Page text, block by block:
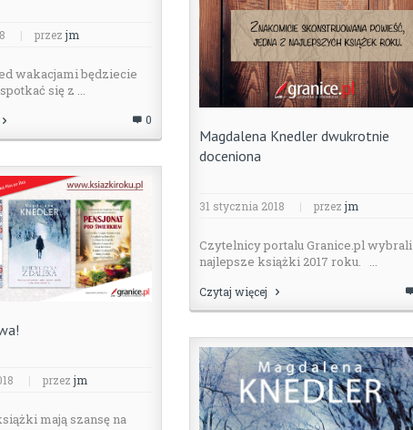
| przez jm
wakacjami będziecie
się z ...
0
Magdalena Knedler dwukrotnie
doceniona
31 stycznia 2018 | przez jm
Czytelnicy portalu Granice.pl wybrali
najlepsze książki 2017 roku. ...
Czytaj więcej
| przez jm
mają szansę na